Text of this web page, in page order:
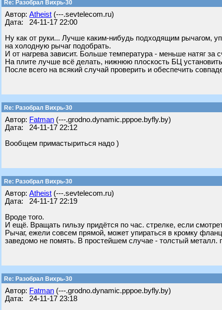
Re: Разобрал Вихрь-30
Автор: Atheist (---.sevtelecom.ru)
Дата: 24-11-17 22:00
Ну как от руки... Лучше каким-нибудь подходящим рычагом,
на холодную рычаг подобрать.
И от нагрева зависит. Больше температура - меньше натяг
На плите лучше всё делать, нижнюю плоскость БЦ
После всего на всякий случай проверить и обеспечить
Re: Разобрал Вихрь-30
Автор: Fatman (---.grodno.dynamic.pppoe.byfly.by)
Дата: 24-11-17 22:12
Вообщем примастыриться надо )
Re: Разобрал Вихрь-30
Автор: Atheist (---.sevtelecom.ru)
Дата: 24-11-17 22:19
Вроде того.
И ещё. Вращать гильзу придётся по час. стрелке, если
Рычаг, ежели совсем прямой, может упираться в кромку
заведомо не помять. В простейшем случае - толстый металл.
Re: Разобрал Вихрь-30
Автор: Fatman (---.grodno.dynamic.pppoe.byfly.by)
Дата: 24-11-17 23:18